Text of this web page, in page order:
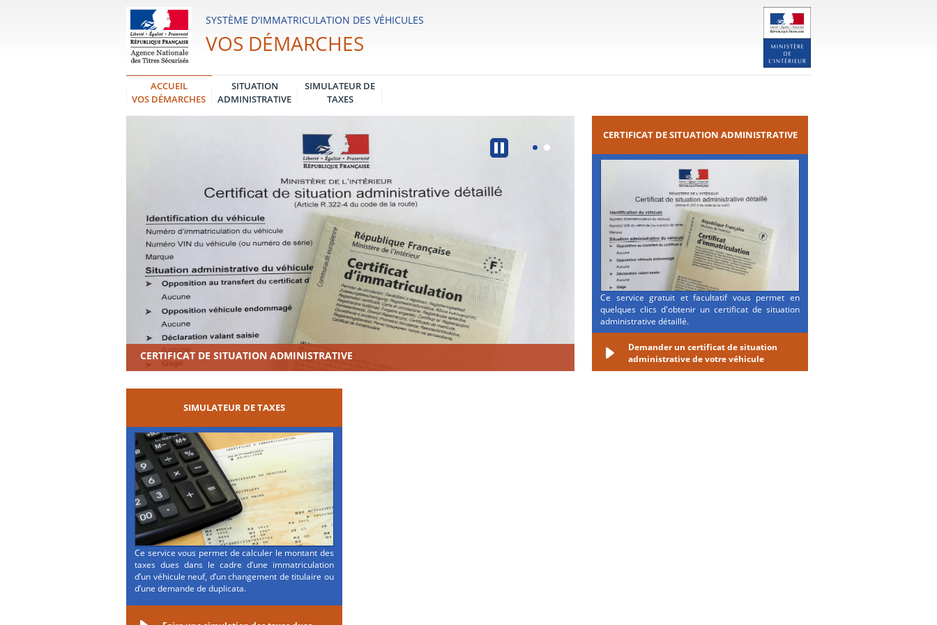
Système
d'Immatriculation
des
Véhicules
SYSTÈME D'IMMATRICULATION DES VÉHICULES
VOS DÉMARCHES
ACCUEIL
VOS DÉMARCHES
SITUATION
ADMINISTRATIVE
SIMULATEUR DE
TAXES
CERTIFICAT DE SITUATION ADMINISTRATIVE
CERTIFICAT DE SITUATION ADMINISTRATIVE
Ce service gratuit et facultatif vous permet en
quelques clics d'obtenir un certificat de situation
administrative détaillé.
Demander un certificat de situation
administrative de votre véhicule
SIMULATEUR DE TAXES
Ce service vous permet de calculer le montant des
taxes dues dans le cadre d’une immatriculation
d’un véhicule neuf, d’un changement de titulaire ou
d’une demande de duplicata.